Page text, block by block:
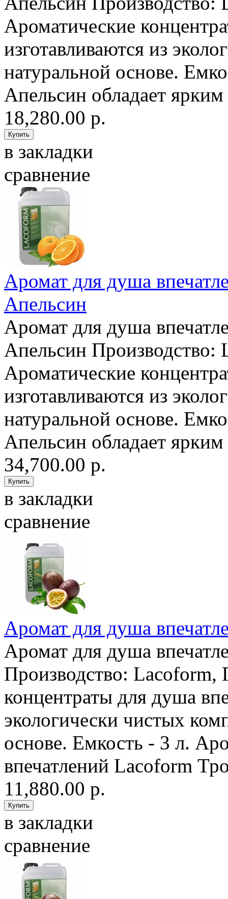
Ароматические
изготавливаются из
натуральной основе.
Апельсин обладает
18,280.00 р.
в закладки
сравнение
Аромат для душа
Апельсин
Аромат для душа
Апельсин Производство:
Ароматические
изготавливаются из
натуральной основе.
Апельсин обладает
34,700.00 р.
в закладки
сравнение
Аромат для душа
Аромат для душа
Производство: Lacoform,
концентраты для душа
экологически чистых
основе. Емкость - 3 л.
впечатлений Lacoform
11,880.00 р.
в закладки
сравнение